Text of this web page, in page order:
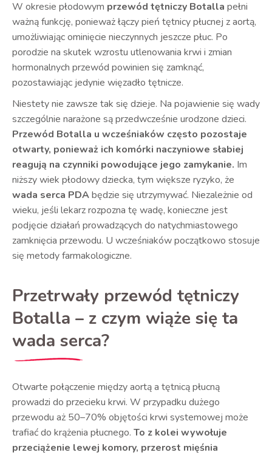
W okresie płodowym przewód tętniczy Botalla pełni
ważną funkcję, ponieważ łączy pień tętnicy płucnej z aortą,
umożliwiając ominięcie nieczynnych jeszcze płuc. Po
porodzie na skutek wzrostu utlenowania krwi i zmian
hormonalnych przewód powinien się zamknąć,
pozostawiając jedynie więzadło tętnicze.
Niestety nie zawsze tak się dzieje. Na pojawienie się wady
szczególnie narażone są przedwcześnie urodzone dzieci.
Przewód Botalla u wcześniaków często pozostaje
otwarty, ponieważ ich komórki naczyniowe słabiej
reagują na czynniki powodujące jego zamykanie. Im
niższy wiek płodowy dziecka, tym większe ryzyko, że
wada serca PDAbędzie się utrzymywać. Niezależnie od
wieku, jeśli lekarz rozpozna tę wadę, konieczne jest
podjęcie działań prowadzących do natychmiastowego
zamknięcia przewodu. U wcześniaków początkowo stosuje
się metody farmakologiczne.
Przetrwały przewód tętniczy
Botalla – z czym wiąże się ta
wada serca?
Otwarte połączenie między aortą a tętnicą płucną
prowadzi do przecieku krwi. W przypadku dużego
przewodu aż 50–70% objętości krwi systemowej może
trafiać do krążenia płucnego. To z kolei wywołuje
przeciążenie lewej komory, przerost mięśnia